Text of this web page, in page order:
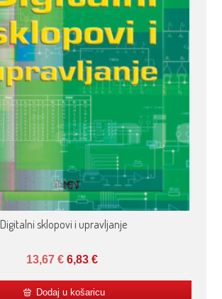
Digitalni sklopovi i upravljanje
13,67€ 6,83 €
Dodaj u košaricu